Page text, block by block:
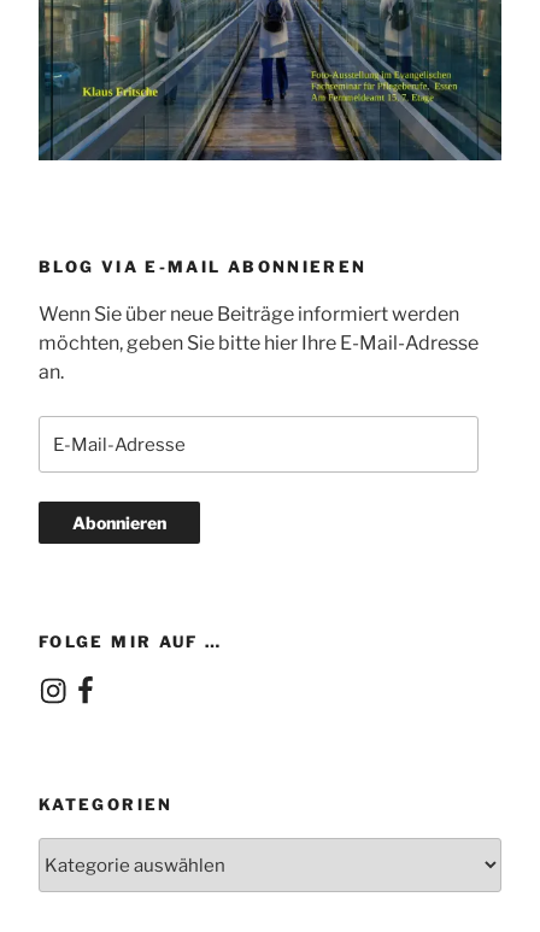
BLOG VIA E-MAIL ABONNIEREN
Wenn Sie über neue Beiträge informiert werden
möchten, geben Sie bitte hier Ihre E-Mail-Adresse
an.
Mail-
Abonnieren
FOLGE MIR AUF …
Instagram
Facebook
KATEGORIEN